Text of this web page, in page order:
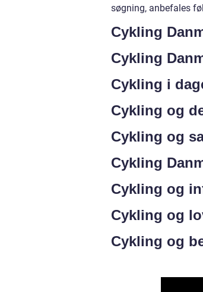
søgning, anbefales
Cykling
Cykling
Cykling i
Cykling og
Cykling og
Cykling
Cykling og
Cykling og
Cykling og